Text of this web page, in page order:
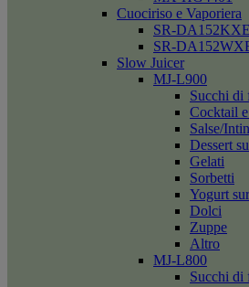
Cuociriso e Vaporiera
SR-DA152KXE
SR-
Slow Juicer
MJ-L900
Succhi di
Cocktail
Salse/
Dessert
Gelati
Sorbetti
Yogurt
Dolci
Zuppe
Altro
MJ-L800
Succhi di